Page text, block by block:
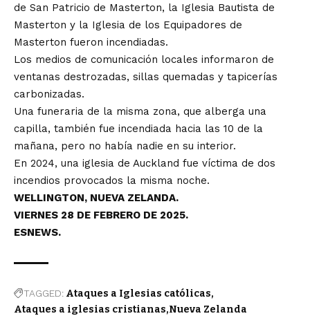
de San Patricio de Masterton, la Iglesia Bautista de
Masterton y la Iglesia de los Equipadores de
Masterton fueron incendiadas.
Los medios de comunicación locales informaron de
ventanas destrozadas, sillas quemadas y tapicerías
carbonizadas.
Una funeraria de la misma zona, que alberga una
capilla, también fue incendiada hacia las 10 de la
mañana, pero no había nadie en su interior.
En 2024, una iglesia de Auckland fue víctima de dos
incendios provocados la misma noche.
WELLINGTON, NUEVA ZELANDA.
VIERNES 28 DE FEBRERO DE 2025.
ESNEWS.
TAGGED: Ataques a Iglesias católicas
Ataques a iglesias cristianas Nueva Zelanda